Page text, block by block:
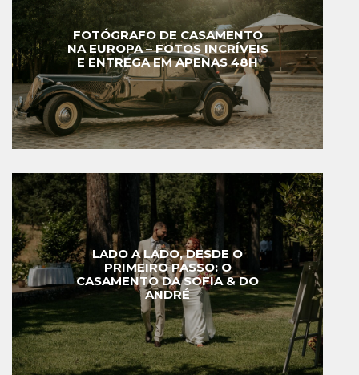
FOTÓGRAFO DE CASAMENTO
NA EUROPA – FOTOS INCRÍVEIS
E ENTREGA EM APENAS 48H
LADO A LADO, DESDE O
PRIMEIRO PASSO: O
CASAMENTO DA SOFIA & DO
ANDRÉ